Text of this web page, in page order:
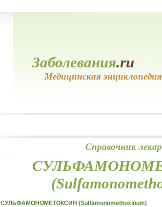
Заболевания.ru
Медицинская энциклопедия
Справочник
СУЛЬФАМОНОМЕТОКСИН (Sulfamonomethoxinum)